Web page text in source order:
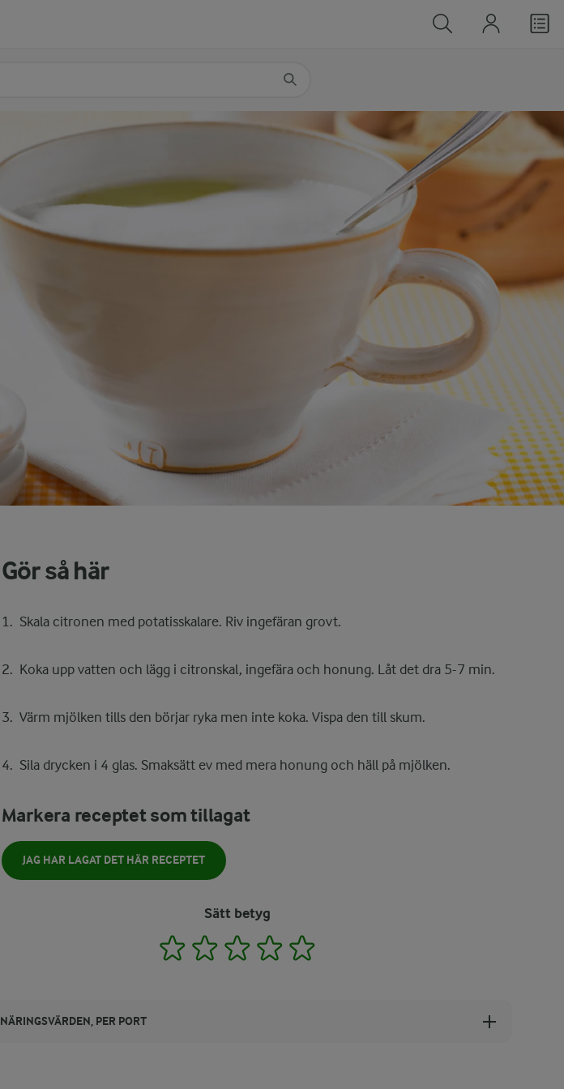
Gör så här
Skala citronen med potatisskalare. Riv ingefäran grovt.
Koka upp vatten och lägg i citronskal, ingefära och honung. Låt det dra 5-7 min.
Värm mjölken tills den börjar ryka men inte koka. Vispa den till skum.
Sila drycken i 4 glas. Smaksätt ev med mera honung och häll på mjölken.
Markera receptet som tillagat
JAG HAR LAGAT DET HÄR RECEPTET
Sätt betyg
1 2 3 4
NÄRINGSVÄRDEN, PER PORT